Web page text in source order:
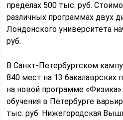
пределах 500 тыс. руб.
различных программах двух
Лондонского университета
руб.
В Санкт-Петербургском
840 мест на 13 бакалаврских
на новой программе
обучения в Петербурге
тыс. руб. Нижегородская